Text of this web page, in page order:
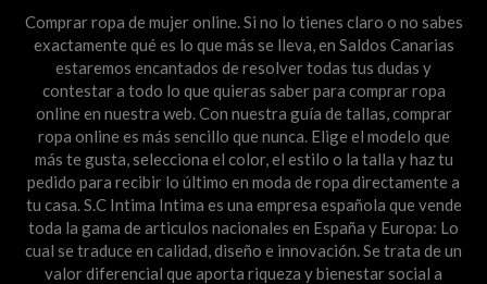
Comprar ropa de mujer online. Si no lo tienes claro o no sabes
exactamente qué es lo que más se lleva, en Saldos Canarias
estaremos encantados de resolver todas tus dudas y
contestar a todo lo que quieras saber para comprar ropa
online en nuestra web. Con nuestra guía de tallas, comprar
ropa online es más sencillo que nunca. Elige el modelo que
más te gusta, selecciona el color, el estilo o la talla y haz tu
pedido para recibir lo último en moda de ropa directamente a
tu casa. S.C Intima Intima es una empresa española que vende
toda la gama de articulos nacionales en España y Europa: Lo
cual se traduce en calidad, diseño e innovación. Se trata de un
valor diferencial que aporta riqueza y bienestar social a